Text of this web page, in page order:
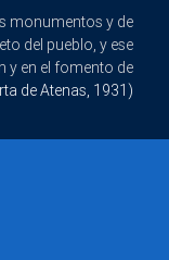
monumentos y de
del pueblo, y ese
y en el fomento de
de Atenas, 1931)